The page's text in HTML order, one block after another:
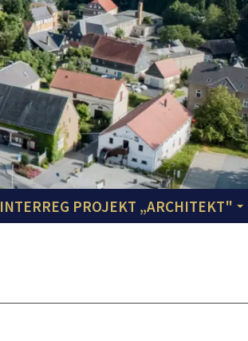
INTERREG PROJEKT „ARCHITEKT"